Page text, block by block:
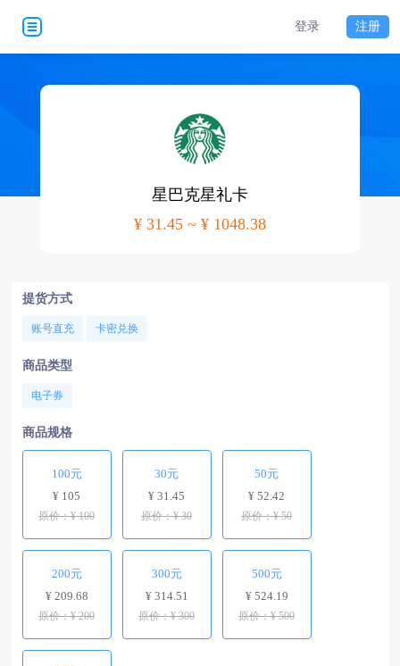
登录 注册
星巴克星礼卡
¥ 31.45 ~ ¥ 1048.38
提货方式
账号直充 卡密兑换
商品类型
电子券
商品规格
100元
¥ 105
原价：¥ 100
30元
¥ 31.45
原价：¥ 30
50元
¥ 52.42
原价：¥ 50
200元
¥ 209.68
原价：¥ 200
300元
¥ 314.51
原价：¥ 300
500元
¥ 524.19
原价：¥ 500